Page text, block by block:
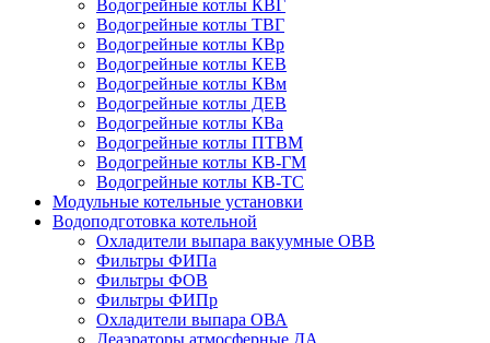
Водогрейные котлы КВГ
Водогрейные котлы ТВГ
Водогрейные котлы КВр
Водогрейные котлы КЕВ
Водогрейные котлы КВм
Водогрейные котлы ДЕВ
Водогрейные котлы КВа
Водогрейные котлы ПТВМ
Водогрейные котлы КВ-ГМ
Водогрейные котлы КВ-ТС
Модульные котельные установки
Водоподготовка котельной
Охладители выпара вакуумные ОВВ
Фильтры ФИПа
Фильтры ФОВ
Фильтры ФИПр
Охладители выпара ОВА
Деаэраторы атмосферные ДА